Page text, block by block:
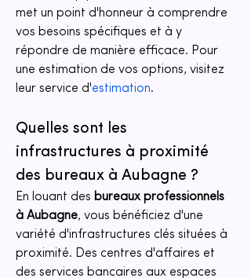
met un point d'honneur à comprendre
vos besoins spécifiques et à y
répondre de manière efficace. Pour
une estimation de vos options, visitez
leur service d'estimation.
Quelles sont les
infrastructures à proximité
des bureaux à Aubagne ?
En louant des bureaux professionnels
à Aubagne, vous bénéficiez d'une
variété d'infrastructures clés situées à
proximité. Des centres d'affaires et
des services bancaires aux espaces